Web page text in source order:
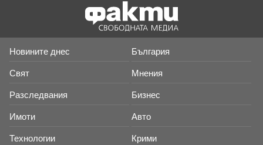
Новините днес България
Свят Мнения
Разследвания Бизнес
Имоти Авто
Технологии Крими